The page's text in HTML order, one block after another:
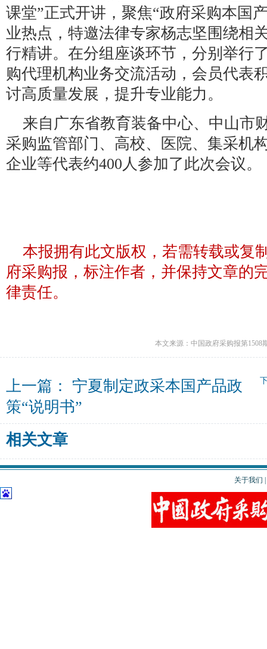
课堂”正式开讲，聚焦“政府采购本国
业热点，特邀法律专家杨志坚围绕相
行精讲。在分组座谈环节，分别举行
购代理机构业务交流活动，会员代表
讨高质量发展，提升专业能力。
来自广东省教育装备中心、中山市
采购监管部门、高校、医院、集采机
企业等代表约400人参加了此次会议。
本报拥有此文版权，若需转载或复
府采购报，标注作者，并保持文章的
律责任。
本文来源：中国政府采购报第1508
上一篇： 宁夏制定政采本国产品政
策“说明书”
相关文章
关于我们